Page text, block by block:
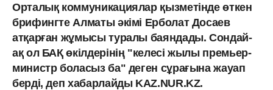
Орталық коммуникациялар қызметінде өткен
брифингте Алматы әкімі Ерболат Досаев
атқарған жұмысы туралы баяндады. Сондай-
ақ ол БАҚ өкілдерінің "келесі жылы премьер-
министр боласыз ба" деген сұрағына жауап
берді, деп хабарлайды KAZ.NUR.KZ.